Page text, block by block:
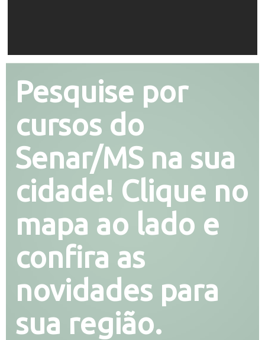
Pesquise por
cursos do
Senar/MS na sua
cidade! Clique no
mapa ao lado e
confira as
novidades para
sua região.